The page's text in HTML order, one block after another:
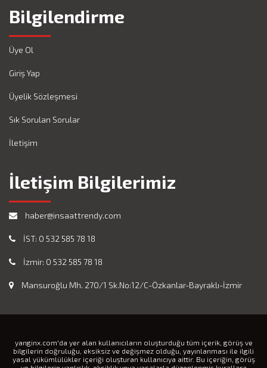
Bilgilendirme
Üye Ol
Giriş Yap
Üyelik Sözleşmesi
Sık Sorulan Sorular
İletişim
İletişim Bilgilerimiz
haber@insaattrendy.com
İST: 0 532 585 78 18
İzmir: 0 532 585 78 18
Mansuroğlu Mh. 270/1 Sk.No:12/C-Özkanlar-Bayraklı-İzmir
yanginx.com'da yer alan kullanıcıların oluşturduğu tüm içerik, görüş ve
bilgilerin doğruluğu, eksiksiz ve değişmez olduğu, yayınlanması ile ilgili
yasal yükümlülükler içeriği oluşturan kullanıcıya aittir. Bu içeriğin, görüş